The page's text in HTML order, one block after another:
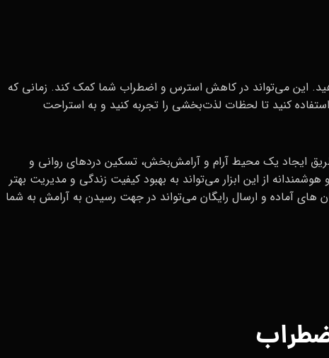
این می‌تواند در کاهش استرس و اضطراب شما کمک کند. زمانی که
کنید تا لحظات لذت‌بخشی را تجربه کنید و به استراحت
ایجاد یک محیط آرام و آرامش‌بخش، تسکین دردهای روانی و
از این ابزار می‌تواند به بهبود کیفیت زندگی و مدیریت بهتر
های آماده و ارسال رایگان می‌تواند در جهت رسیدن به آرامش به شما